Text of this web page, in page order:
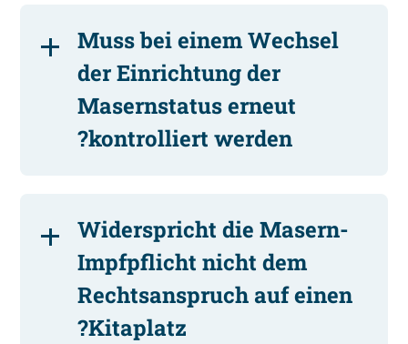
Muss bei einem Wechsel
der Einrichtung der
Masernstatus erneut
kontrolliert werden?
Widerspricht die Masern-
Impfpflicht nicht dem
Rechtsanspruch auf einen
Kitaplatz?